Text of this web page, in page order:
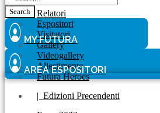
Relatori
Espositori
Visitatori
Gallery
Videogallery
Allestimento
Futura Heroes
| Edizioni Precendenti
Search
MY FUTURA
AREA ESPOSITORI